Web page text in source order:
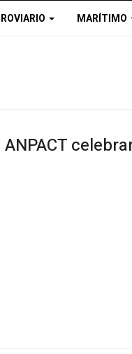
MARÍTIMO
ANPACT